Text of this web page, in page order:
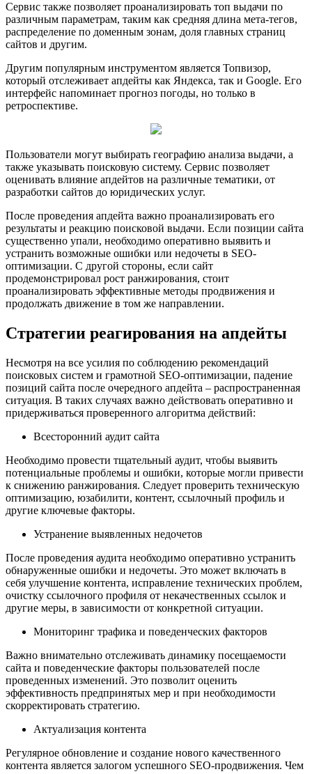
Сервис также позволяет проанализировать топ выдачи по
различным параметрам, таким как средняя длина мета-тегов,
распределение по доменным зонам, доля главных страниц
сайтов и другим.
Другим популярным инструментом является Топвизор,
который отслеживает апдейты как Яндекса, так и Google. Его
интерфейс напоминает прогноз погоды, но только в
ретроспективе.
Пользователи могут выбирать географию анализа выдачи, а
также указывать поисковую систему. Сервис позволяет
оценивать влияние апдейтов на различные тематики, от
разработки сайтов до юридических услуг.
После проведения апдейта важно проанализировать его
результаты и реакцию поисковой выдачи. Если позиции сайта
существенно упали, необходимо оперативно выявить и
устранить возможные ошибки или недочеты в SEO-
оптимизации. С другой стороны, если сайт
продемонстрировал рост ранжирования, стоит
проанализировать эффективные методы продвижения и
продолжать движение в том же направлении.
Стратегии реагирования на апдейты
Несмотря на все усилия по соблюдению рекомендаций
поисковых систем и грамотной SEO-оптимизации, падение
позиций сайта после очередного апдейта – распространенная
ситуация. В таких случаях важно действовать оперативно и
придерживаться проверенного алгоритма действий:
Всесторонний аудит сайта
Необходимо провести тщательный аудит, чтобы выявить
потенциальные проблемы и ошибки, которые могли привести
к снижению ранжирования. Следует проверить техническую
оптимизацию, юзабилити, контент, ссылочный профиль и
другие ключевые факторы.
Устранение выявленных недочетов
После проведения аудита необходимо оперативно устранить
обнаруженные ошибки и недочеты. Это может включать в
себя улучшение контента, исправление технических проблем,
очистку ссылочного профиля от некачественных ссылок и
другие меры, в зависимости от конкретной ситуации.
Мониторинг трафика и поведенческих факторов
Важно внимательно отслеживать динамику посещаемости
сайта и поведенческие факторы пользователей после
проведенных изменений. Это позволит оценить
эффективность предпринятых мер и при необходимости
скорректировать стратегию.
Актуализация контента
Регулярное обновление и создание нового качественного
контента является залогом успешного SEO-продвижения. Чем